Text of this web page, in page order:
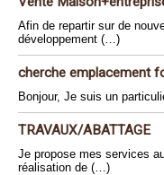
Afin de repartir sur de
développement (…)
cherche emplacement
Bonjour, Je suis un
TRAVAUX/ABATTAGE
Je propose mes services
réalisation de (…)